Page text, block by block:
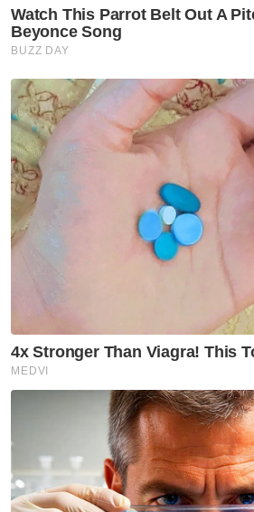
Muat turun aplikasi Sinar
Hutan Simpanan Kekal
Jabatan Perhutanan
Artikel
Utara
MBPP biayai
bangunan
runtuhan
Melaka NS